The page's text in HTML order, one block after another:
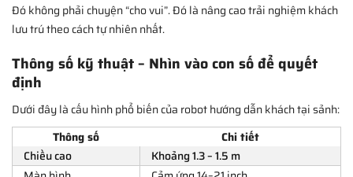
Đó không phải chuyện “cho vui”. Đó là nâng cao trải nghiệm khách
lưu trú theo cách tự nhiên nhất.
Thông số kỹ thuật – Nhìn vào con số để quyết
định
Dưới đây là cấu hình phổ biến của robot hướng dẫn khách tại sảnh:
Thông số
Chi tiết
Chiều cao
Khoảng 1.3 – 1.5 m